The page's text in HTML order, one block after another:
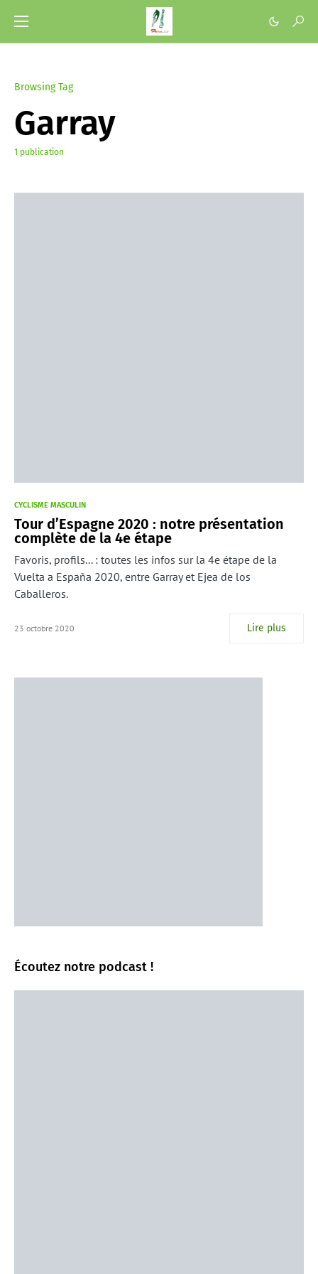
Browsing Tag
Garray
1 publication
CYCLISME MASCULIN
Tour d’Espagne 2020 : notre présentation
complète de la 4e étape
Favoris, profils... : toutes les infos sur la 4e étape de la
Vuelta a España 2020, entre Garray et Ejea de los
Caballeros.
23 octobre 2020 Lire plus
Écoutez notre podcast !